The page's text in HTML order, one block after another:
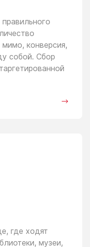
мимо, конверсия,
собой. Сбор
где ходят
музеи,